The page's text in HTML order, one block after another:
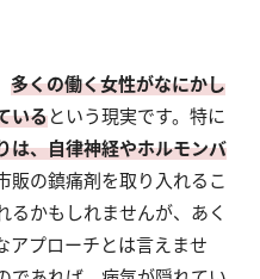
多くの働く女性がなにかし
いるという現実です。特に
は、自律神経やホルモンバ
販の鎮痛剤を取り入れるこ
るかもしれませんが、あく
アプローチとは言えませ